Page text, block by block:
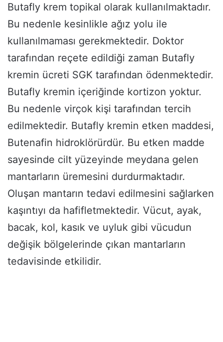
Butafly krem topikal olarak kullanılmaktadır.
Bu nedenle kesinlikle ağız yolu ile
kullanılmaması gerekmektedir. Doktor
tarafından reçete edildiği zaman Butafly
kremin ücreti SGK tarafından ödenmektedir.
Butafly kremin içeriğinde kortizon yoktur.
Bu nedenle virçok kişi tarafından tercih
edilmektedir. Butafly kremin etken maddesi,
Butenafin hidroklörürdür. Bu etken madde
sayesinde cilt yüzeyinde meydana gelen
mantarların üremesini durdurmaktadır.
Oluşan mantarın tedavi edilmesini sağlarken
kaşıntıyı da hafifletmektedir. Vücut, ayak,
bacak, kol, kasık ve uyluk gibi vücudun
değişik bölgelerinde çıkan mantarların
tedavisinde etkilidir.